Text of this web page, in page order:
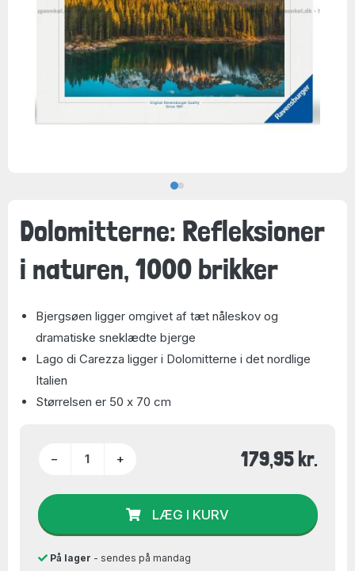
Dolomitterne: Refleksioner
i naturen, 1000 brikker
Bjergsøen ligger omgivet af tæt nåleskov og
dramatiske sneklædte bjerge
Lago di Carezza ligger i Dolomitterne i det nordlige
Italien
Størrelsen er 50 x 70 cm
− + 179,95 kr.
LÆG I KURV
På lager - sendes på mandag